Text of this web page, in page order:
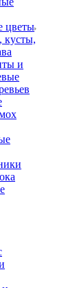
цветы
кусты,
и